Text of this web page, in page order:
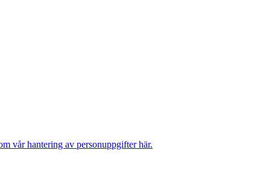
vår hantering av personuppgifter här.